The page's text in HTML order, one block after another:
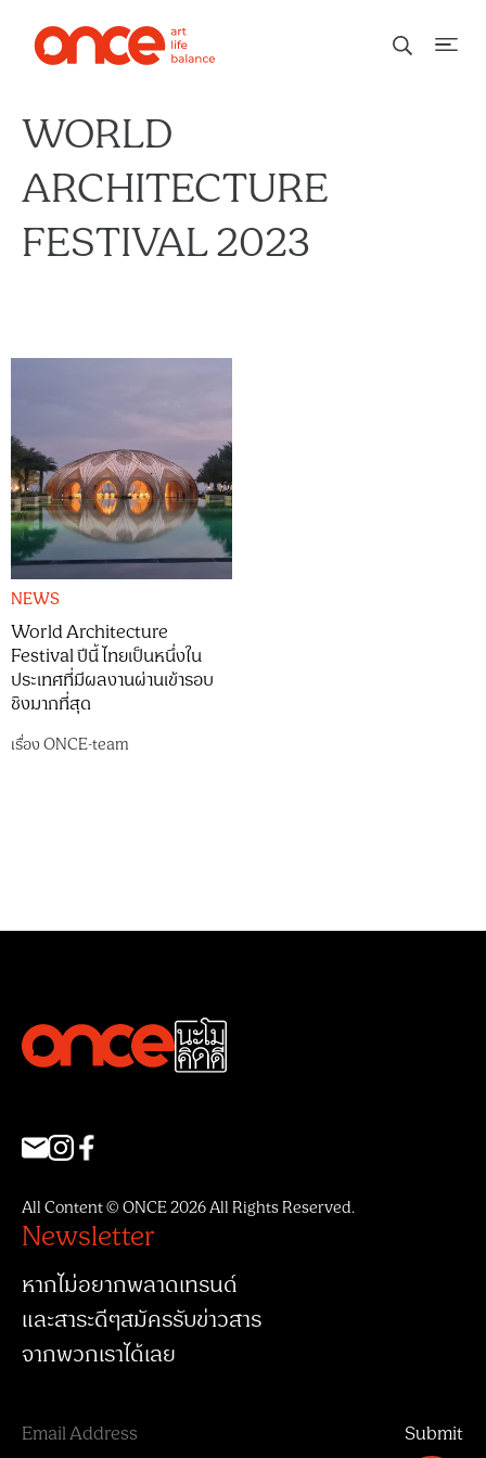
WORLD
ARCHITECTURE
FESTIVAL 2023
NEWS
World Architecture
Festival ปีนี้ ไทยเป็นหนึ่งใน
ประเทศที่มีผลงานผ่านเข้ารอบ
ชิงมากที่สุด
เรื่องONCE-team
All Content © ONCE 2026 All Rights Reserved.
Newsletter
หากไม่อยากพลาดเทรนด์
และสาระดีๆสมัครรับข่าวสาร
จากพวกเราได้เลย